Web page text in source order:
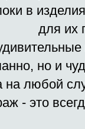
в
для их
но и
на любой
- это